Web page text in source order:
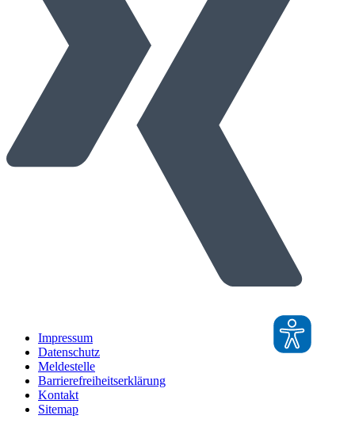
Impressum
Datenschutz
Meldestelle
Barrierefreiheitserklärung
Kontakt
Sitemap